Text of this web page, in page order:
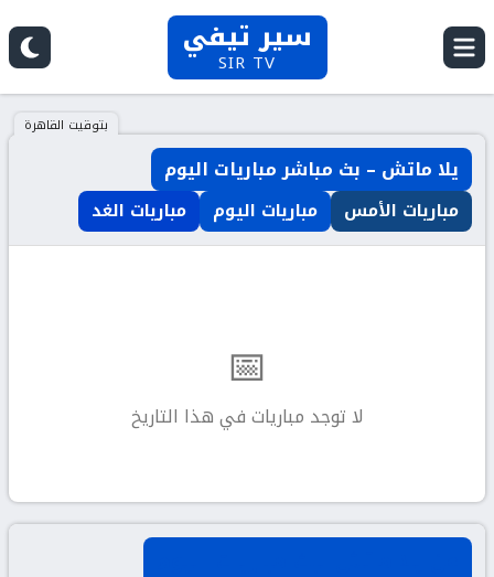
سير تيفي
SIR TV
بتوقيت القاهرة
يلا ماتش – بث مباشر مباريات اليوم
مباريات الأمس مباريات اليوم مباريات الغد
📅
لا توجد مباريات في هذا التاريخ